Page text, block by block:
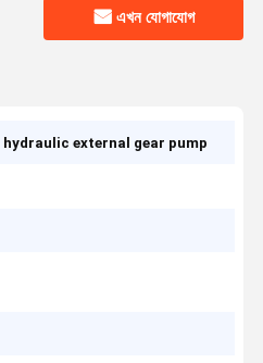
এখন যোগাযোগ
hydraulic external gear pump